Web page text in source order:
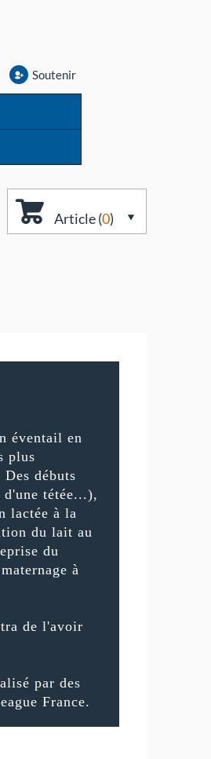
Soutenir
Article (0)
éventail en
plus
débuts
tétée...),
lactée à la
du lait au
du
à
de l'avoir
par des
France.